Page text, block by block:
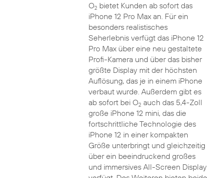
O2bietet Kunden ab sofort das
iPhone 12 Pro Max an. Für ein
besonders realistisches
Seherlebnis verfügt das iPhone 12
Pro Max über eine neu gestaltete
Profi-Kamera und über das bisher
größte Display mit der höchsten
Auflösung, das je in einem iPhone
verbaut wurde. Außerdem gibt es
ab sofort bei O2auch das 5,4-Zoll
große iPhone 12 mini, das die
fortschrittliche Technologie des
iPhone 12 in einer kompakten
Größe unterbringt und gleichzeitig
über ein beeindruckend großes
und immersives All-Screen Display